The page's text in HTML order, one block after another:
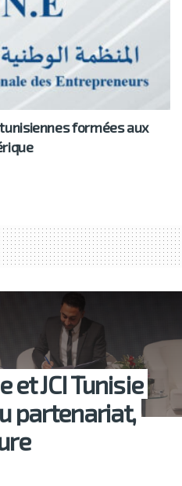
formées aux
et JCI Tunisie
partenariat,